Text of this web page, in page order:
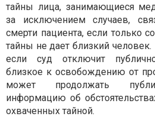
тайны лица, занимающиеся
за исключением случаев,
смерти пациента, если только
тайны не дает близкий человек.
если суд отключит
близкое к освобождению от
может продолжать
информацию об
охваченных тайной.